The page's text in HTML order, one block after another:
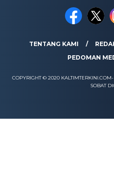
TENTANG KAMI
PEDOMAN
COPYRIGHT © 2020
SOBAT